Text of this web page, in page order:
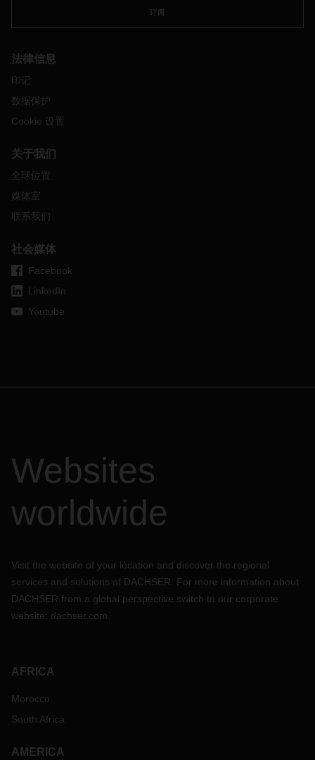
订阅
法律信息
印记
数据保护
Cookie 设置
关于我们
全球位置
媒体室
联系我们
社会媒体
Facebook
LinkedIn
Youtube
Websites
worldwide
Visit the website of your location and discover the regional
services and solutions of DACHSER. For more information about
DACHSER from a global perspective switch to our corporate
website: dachser.com
AFRICA
Morocco
South Africa
AMERICA